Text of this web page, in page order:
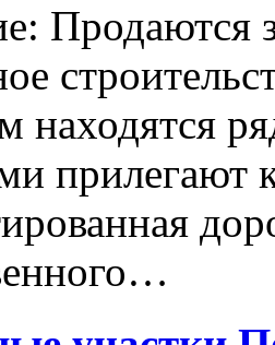
Продаются
находятся
прилегают